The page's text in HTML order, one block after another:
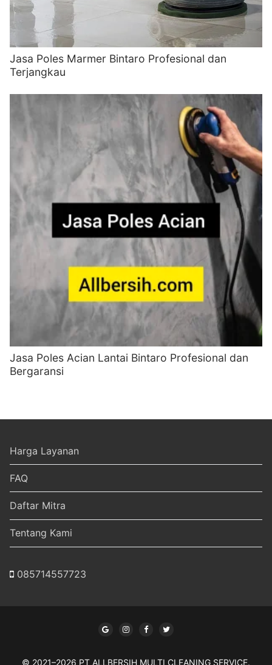
Jasa Poles Marmer Bintaro Profesional dan
Terjangkau
Jasa Poles Acian Lantai Bintaro Profesional dan
Bergaransi
Harga Layanan
FAQ
Daftar Mitra
Tentang Kami
085714557723
© 2021–2026 PT ALLBERSIH MULTI CLEANING SERVICE.